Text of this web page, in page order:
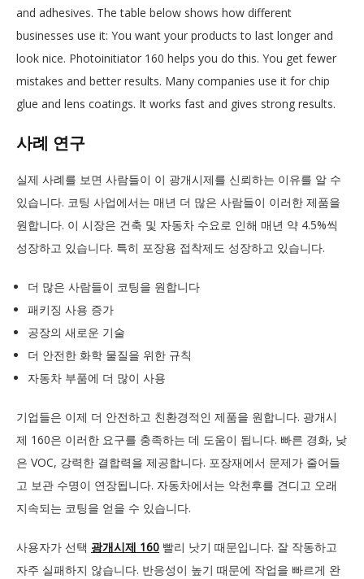
and adhesives. The table below shows how different
businesses use it: You want your products to last longer and
look nice. Photoinitiator 160 helps you do this. You get fewer
mistakes and better results. Many companies use it for chip
glue and lens coatings. It works fast and gives strong results.
사례 연구
실제 사례를 보면 사람들이 이 광개시제를 신뢰하는 이유를 알 수
있습니다. 코팅 사업에서는 매년 더 많은 사람들이 이러한 제품을
원합니다. 이 시장은 건축 및 자동차 수요로 인해 매년 약 4.5%씩
성장하고 있습니다. 특히 포장용 접착제도 성장하고 있습니다.
더 많은 사람들이 코팅을 원합니다
패키징 사용 증가
공장의 새로운 기술
더 안전한 화학 물질을 위한 규칙
자동차 부품에 더 많이 사용
기업들은 이제 더 안전하고 친환경적인 제품을 원합니다. 광개시
제 160은 이러한 요구를 충족하는 데 도움이 됩니다. 빠른 경화, 낮
은 VOC, 강력한 결합력을 제공합니다. 포장재에서 문제가 줄어들
고 보관 수명이 연장됩니다. 자동차에서는 악천후를 견디고 오래
지속되는 코팅을 얻을 수 있습니다.
사용자가 선택 광개시제 160 빨리 낫기 때문입니다. 잘 작동하고
자주 실패하지 않습니다. 반응성이 높기 때문에 작업을 빠르게 완